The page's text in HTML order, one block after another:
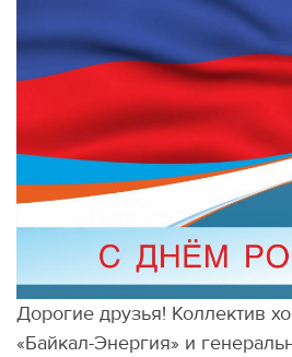
Дорогие друзья! Коллектив
«Байкал-Энергия» и